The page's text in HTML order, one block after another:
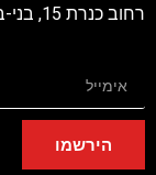
רחוב כנרת 15, בני-ברק 5120260 ישראל
הירשמו